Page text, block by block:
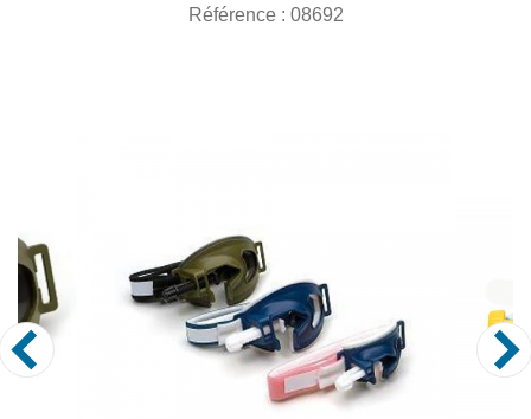
Référence : 08692